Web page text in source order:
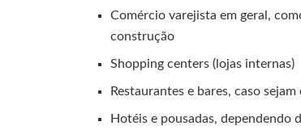
Comércio varejista em geral,
construção
Shopping centers (lojas internas)
Restaurantes e bares, caso
Hotéis e pousadas, dependendo